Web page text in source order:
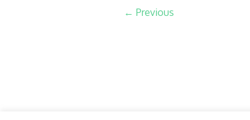
← Previous